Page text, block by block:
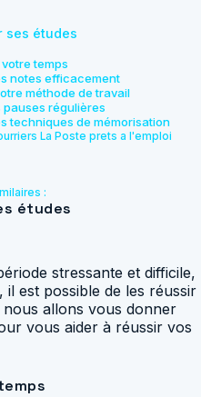
ses études
temps
notes efficacement
méthode de travail
pauses régulières
techniques de mémorisation
La Poste prets a l'emploi
:
études
stressante et difficile,
il est possible de les réussir
allons vous donner
vous aider à réussir vos